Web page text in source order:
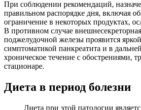
При соблюдении рекомендаций,
правильном распорядке дня, включая
ограничение в некоторых продуктах,
В противном случае
поджелудочной железы проявится
симптоматикой панкреатита и в
хроническое течение с обострениями,
стационаре.
Диета в период болезни
Диета при этой патологии